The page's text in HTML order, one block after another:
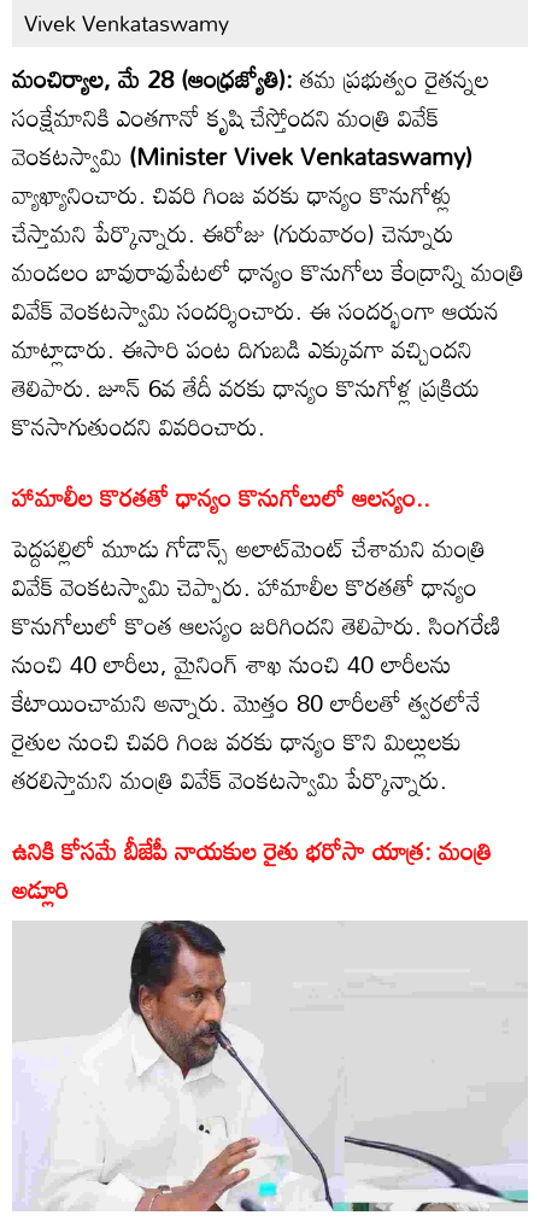
Vivek Venkataswamy
మంచిర్యాల, మే 28 (ఆంధ్రజ్యోతి):తమ ప్రభుత్వం రైతన్నల
సంక్షేమానికి ఎంతగానో కృషి చేస్తోందని మంత్రి వివేక్
వెంకటస్వామి (Minister Vivek Venkataswamy)
వ్యాఖ్యానించారు. చివరి గింజ వరకు ధాన్యం కొనుగోళ్లు
చేస్తామని పేర్కొన్నారు. ఈరోజు (గురువారం) చెన్నూరు
మండలం బావురావుపేటలో ధాన్యం కొనుగోలు కేంద్రాన్ని మంత్రి
వివేక్ వెంకటస్వామి సందర్శించారు. ఈ సందర్భంగా ఆయన
మాట్లాడారు. ఈసారి పంట దిగుబడి ఎక్కువగా వచ్చిందని
తెలిపారు. జూన్ 6వ తేదీ వరకు ధాన్యం కొనుగోళ్ల ప్రక్రియ
కొనసాగుతుందని వివరించారు.
హామాలీల కొరతతో ధాన్యం కొనుగోలులో ఆలస్యం..
పెద్దపల్లిలో మూడు గోడౌన్స్ అలాట్‌మెంట్ చేశామని మంత్రి
వివేక్ వెంకటస్వామి చెప్పారు. హామాలీల కొరతతో ధాన్యం
కొనుగోలులో కొంత ఆలస్యం జరిగిందని తెలిపారు. సింగరేణి
నుంచి 40 లారీలు, మైనింగ్ శాఖ నుంచి 40 లారీలను
కేటాయించామని అన్నారు. మొత్తం 80 లారీలతో త్వరలోనే
రైతుల నుంచి చివరి గింజ వరకు ధాన్యం కొని మిల్లులకు
తరలిస్తామని మంత్రి వివేక్ వెంకటస్వామి పేర్కొన్నారు.
ఉనికి కోసమే బీజేపీ నాయకుల రైతు భరోసా యాత్ర: మంత్రి
అడ్లూరి